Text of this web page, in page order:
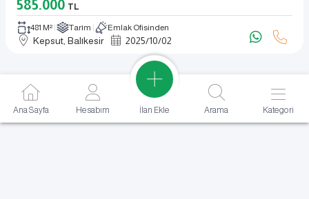
585.000 TL
481 M² Tarım Emlak Ofisinden
Kepsut, Balıkesir 2025/10/02
Ana Sayfa Hesabım İlan Ekle Arama Kategori